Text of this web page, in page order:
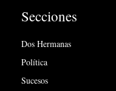
Secciones
Dos Hermanas
Política
Sucesos